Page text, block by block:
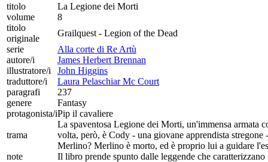
titolo
La Legione dei Morti
volume
8
titolo
originale
Grailquest - Legion of the Dead
serie
Alla corte di Re Artù
autore/i
James Herbert Brennan
illustratore/i
John Higgins
traduttore/i
Laura Pelaschiar Mc Court
paragrafi
237
genere
Fantasy
protagonista/iPip il cavaliere
trama
La spaventosa Legione dei Morti, un'immensa armata
volta, però, è Cody - una giovane apprendista
Merlino? Merlino è morto, ed è proprio lui a guidare
note
Il libro prende spunto dalle leggende che